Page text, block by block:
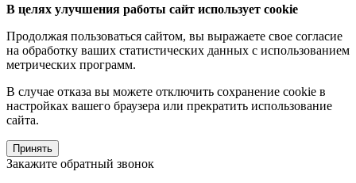
В целях улучшения работы сайт использует cookie
Продолжая пользоваться сайтом, вы выражаете свое согласие
на обработку ваших статистических данных с использованием
метрических программ.
В случае отказа вы можете отключить сохранение cookie в
настройках вашего браузера или прекратить использование
сайта.
Принять
Закажите обратный звонок